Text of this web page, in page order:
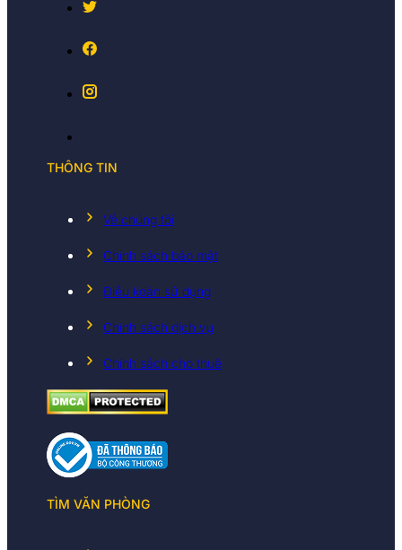
THÔNG TIN
Về chúng tôi
Chính sách bảo mật
Điều koản sử dụng
Chính sách dịch vụ
Chính sách cho thuê
TÌM VĂN PHÒNG